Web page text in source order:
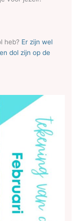
heb? Er zijn wel
dol zijn op de